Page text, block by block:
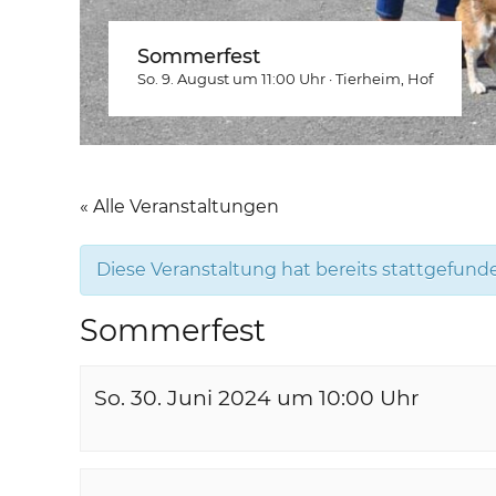
Sommerfest
So. 9. August um 11:00 Uhr ·Tierheim , Hof
« Alle Veranstaltungen
Diese Veranstaltung hat bereits
Sommerfest
So. 30. Juni 2024 um 10:00 Uhr